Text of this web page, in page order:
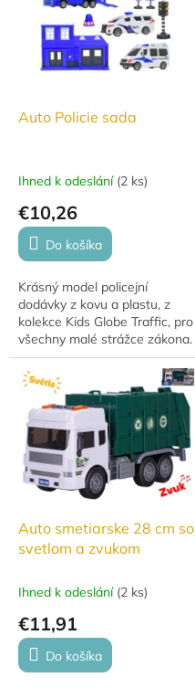
Auto Policie sada
Ihned k odeslání (2 ks)
€10,26
Do košíka
Krásný model policejní
dodávky z kovu a plastu, z
kolekce Kids Globe Traffic, pro
všechny malé strážce zákona.
Oficiální český design. Hračka
na baterie, se světlem a
zvukem....
Auto smetiarske 28 cm so
svetlom a zvukom
Ihned k odeslání (2 ks)
€11,91
Do košíka